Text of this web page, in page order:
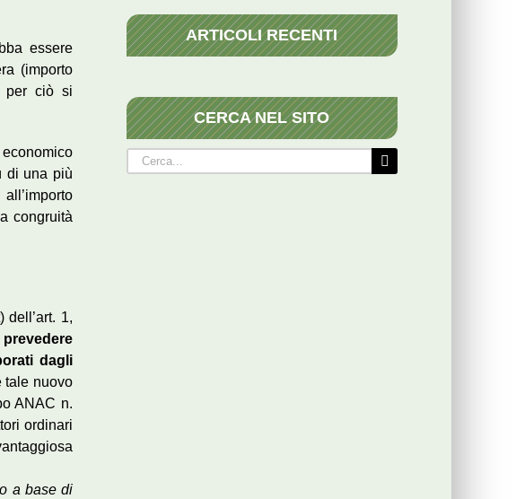
essere
(importo
per ciò si
di una più
congruità
dell’art. 1,
dagli
tale nuovo
ANAC n.
ordinari
a base di
ARTICOLI RECENTI
CERCA NEL SITO
Cerca
per: